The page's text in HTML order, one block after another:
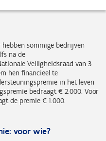
sommige bedrijven
na de
Veiligheidsraad van 3
hen financieel te
in het leven
bedraagt € 2.000. Voor
de premie € 1.000.
voor wie?